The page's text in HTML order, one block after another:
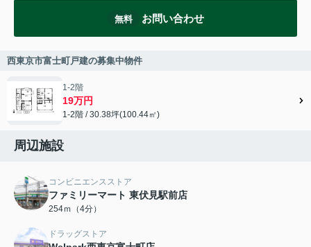
無料 お問い合わせ
西東京市富士町戸建の募集中物件
1-2階
19万円
1-2階 / 30.38坪(100.44㎡)
周辺施設
コンビニエンスストア
ファミリーマート 東伏見駅前店
254ｍ（4分）
ドラッグストア